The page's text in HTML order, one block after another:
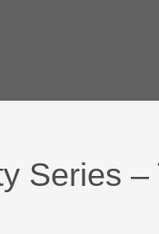
Series